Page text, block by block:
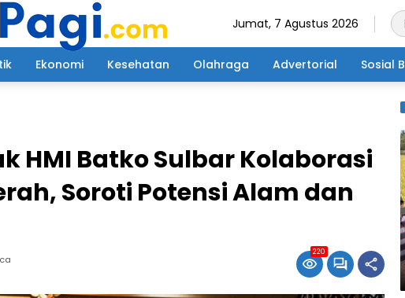
Jumat, 7 Agustus 2026
Ekonomi Kesehatan Olahraga Advertorial Sosial
HMI Batko Sulbar Kolaborasi
Soroti Potensi Alam dan
220